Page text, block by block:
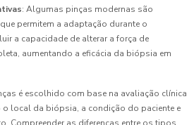
: Algumas pinças modernas são
permitem a adaptação durante o
a capacidade de alterar a força de
aumentando a eficácia da biópsia em
é escolhido com base na avaliação clínica
local da biópsia, a condição do paciente e